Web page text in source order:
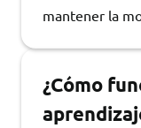
mantener la
¿Cómo